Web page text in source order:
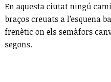
En aquesta ciutat ningú
braços creuats a l’esquena
frenètic on els semàfors
segons.